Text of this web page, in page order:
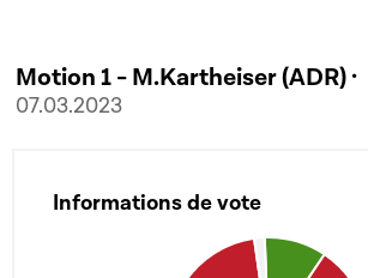
Motion 1 - M.Kartheiser (ADR) ·
07.03.2023
Informations de vote